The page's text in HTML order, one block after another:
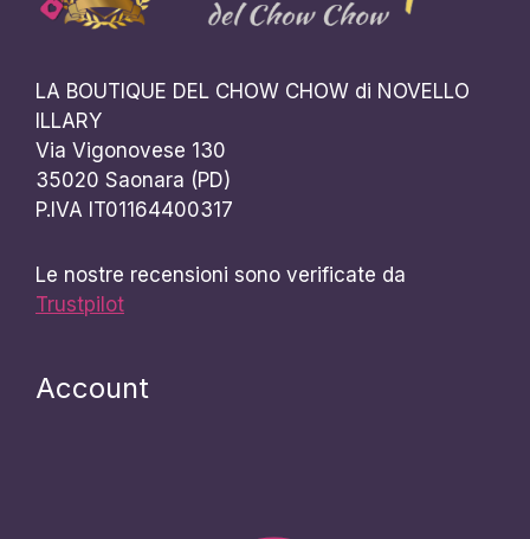
LA BOUTIQUE DEL CHOW CHOW di NOVELLO
ILLARY
Via Vigonovese 130
35020 Saonara (PD)
P.IVA IT01164400317
Le nostre recensioni sono verificate da
Trustpilot
Account